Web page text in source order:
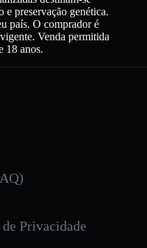
preservação genética.
país. O comprador é
Venda permitida
18 anos.
Privacidade